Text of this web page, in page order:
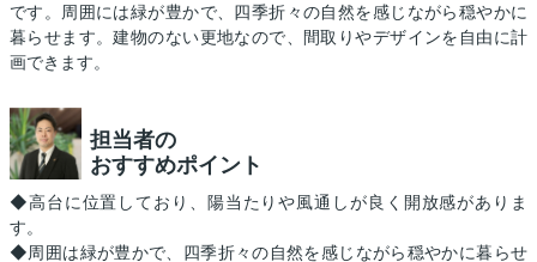
です。周囲には緑が豊かで、四季折々の自然を感じながら穏やかに
暮らせます。建物のない更地なので、間取りやデザインを自由に計
画できます。
担当者の
おすすめポイント
◆高台に位置しており、陽当たりや風通しが良く開放感がありま
す。
◆周囲は緑が豊かで、四季折々の自然を感じながら穏やかに暮らせ